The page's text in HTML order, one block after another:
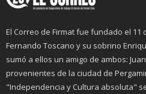
El Correo de Firmat fue fundado el 11
Fernando Toscano y su sobrino
sumó a ellos un amigo de ambos:
provenientes de la ciudad de
"Independencia y Cultura absoluta"